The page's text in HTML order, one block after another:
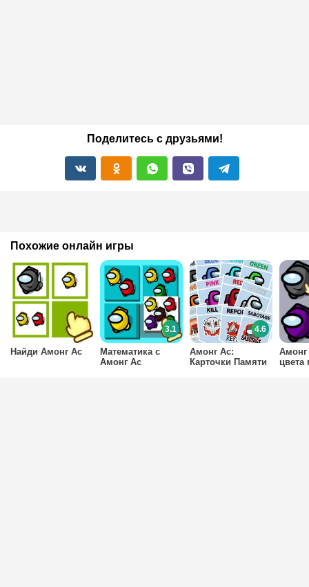
Поделитесь с друзьями!
Похожие онлайн игры
Найди Амонг Ас
Математика с
Амонг Ас
3.1
Амонг Ас:
Карточки Памяти
4.6
Амонг
цвета